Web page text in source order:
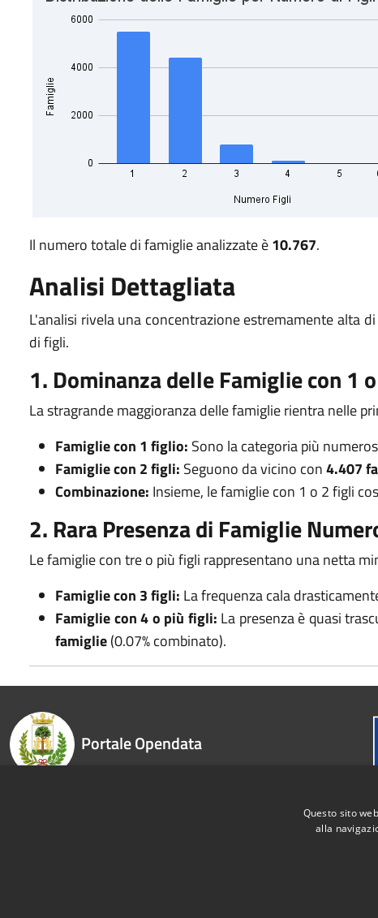
Il numero totale di famiglie analizzate è10.767.
Analisi Dettagliata
L'analisi rivela una concentrazione estremamente alta
di figli.
1. Dominanza delle Famiglie con 1
La stragrande maggioranza delle famiglie rientra nelle
Famiglie con 1 figlio: Sono la categoria più
Famiglie con 2 figli: Seguono da vicino con4.407
Combinazione: Insieme, le famiglie con 1 o 2 figli
2. Rara Presenza di Famiglie
Le famiglie con tre o più figli rappresentano una netta
Famiglie con 3 figli: La frequenza cala
Famiglie con 4 o più figli: La presenza è quasi
famiglie(0.07% combinato).
Portale Opendata
Questo sito
alla